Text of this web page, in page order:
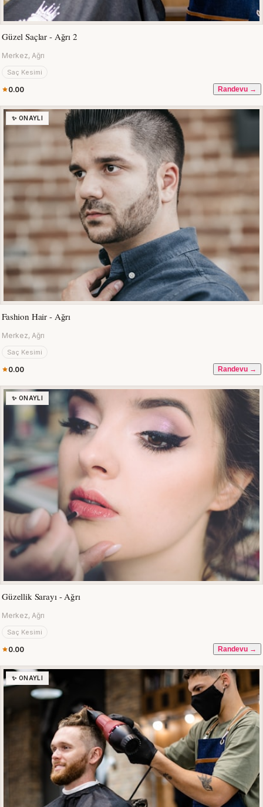
Güzel Saçlar - Ağrı 2
Merkez, Ağrı
Saç Kesimi
0.00 Randevu →
✨ ONAYLI
Fashion Hair - Ağrı
Merkez, Ağrı
Saç Kesimi
0.00 Randevu →
✨ ONAYLI
Güzellik Sarayı - Ağrı
Merkez, Ağrı
Saç Kesimi
0.00 Randevu →
✨ ONAYLI